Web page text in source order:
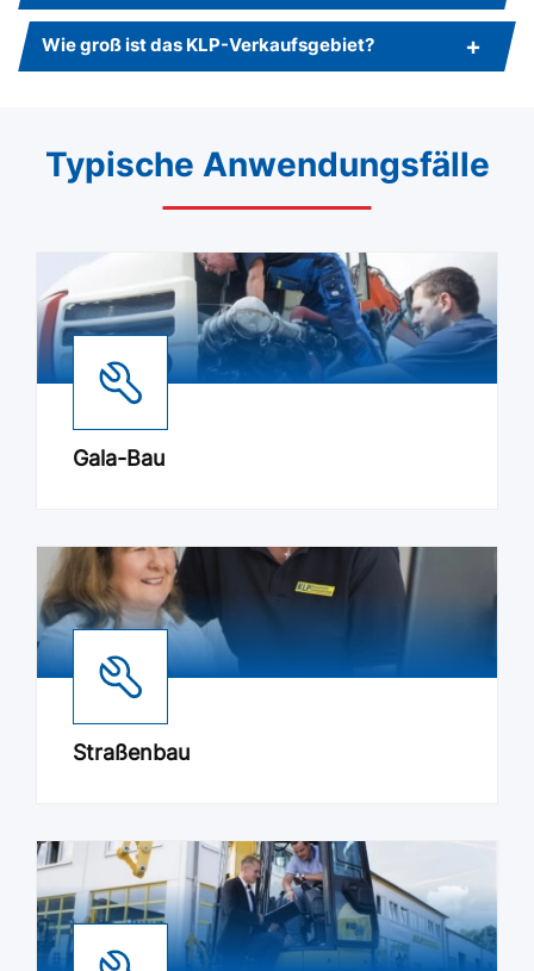
Wie groß ist das KLP-Verkaufsgebiet?
Typische Anwendungsfälle
Gala-Bau
Straßenbau